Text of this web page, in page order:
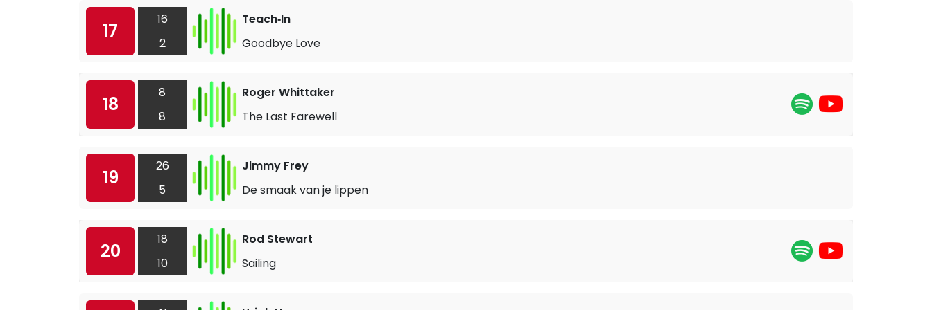
17
16
2
Teach‐In
Goodbye Love
18
8
8
Roger Whittaker
The Last Farewell
19
26
5
Jimmy Frey
De smaak van je lippen
20
18
10
Rod Stewart
Sailing